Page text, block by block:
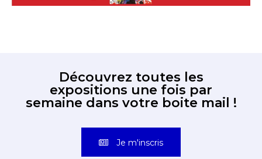
Découvrez toutes les
expositions une fois par
semaine dans votre boite mail !
Je m'inscris